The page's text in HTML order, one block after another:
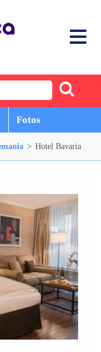
Fotos
> Hotel Bavaria